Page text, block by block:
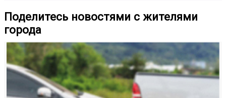
Поделитесь новостями с жителями
города